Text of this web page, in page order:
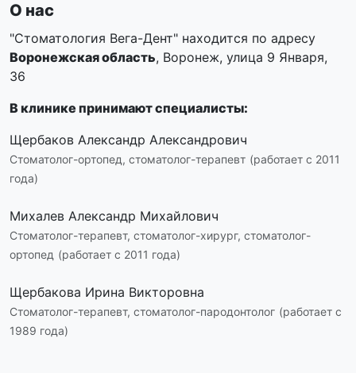
О нас
"Стоматология Вега-Дент" находится по адресу
Воронежская область, Воронеж, улица 9 Января,
36
В клинике принимают специалисты:
Щербаков Александр Александрович
Стоматолог-ортопед, стоматолог-терапевт (работает с 2011
года)
Михалев Александр Михайлович
Стоматолог-терапевт, стоматолог-хирург, стоматолог-
ортопед (работает с 2011 года)
Щербакова Ирина Викторовна
Стоматолог-терапевт, стоматолог-пародонтолог (работает с
1989 года)